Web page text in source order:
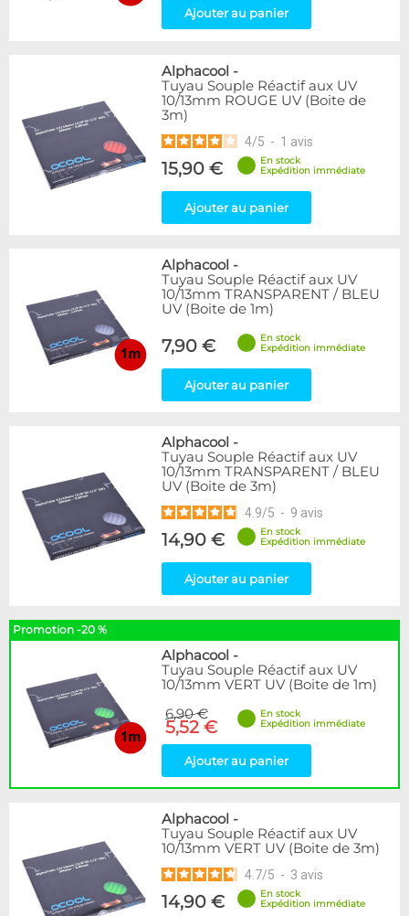
Ajouter au panier
Alphacool -
Tuyau Souple Réactif aux UV
10/13mm ROUGE UV (Boite de
3m)
4/5 - 1 avis
15,90 €
En stock
Expédition immédiate
Ajouter au panier
Alphacool -
Tuyau Souple Réactif aux UV
10/13mm TRANSPARENT / BLEU
UV (Boite de 1m)
7,90 €
En stock
Expédition immédiate
Ajouter au panier
Alphacool -
Tuyau Souple Réactif aux UV
10/13mm TRANSPARENT / BLEU
UV (Boite de 3m)
4.9/5 - 9 avis
14,90 €
En stock
Expédition immédiate
Ajouter au panier
Promotion -20 %
Alphacool -
Tuyau Souple Réactif aux UV
10/13mm VERT UV (Boite de 1m)
6,90 €
5,52 €
En stock
Expédition immédiate
Ajouter au panier
Alphacool -
Tuyau Souple Réactif aux UV
10/13mm VERT UV (Boite de 3m)
4.7/5 - 3 avis
14,90 €
En stock
Expédition immédiate